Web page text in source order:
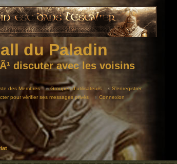
du Paladin
discuter avec les voisins
des Membres Groupes d'utilisateurs
S'enregistrer
pour vérifier ses messages privés Connexion